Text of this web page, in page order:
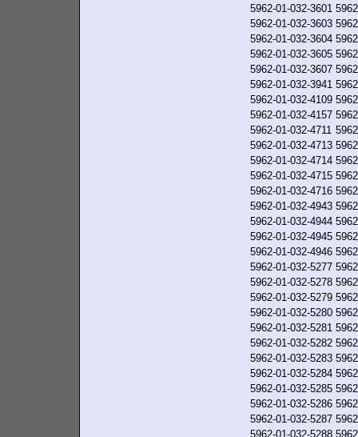
5962-01-032-3601
5962-01-032-3603
5962-01-032-3604
5962-01-032-3605
5962-01-032-3607
5962-01-032-3941
5962-01-032-4109
5962-01-032-4157
5962-01-032-4711
5962-01-032-4713
5962-01-032-4714
5962-01-032-4715
5962-01-032-4716
5962-01-032-4943
5962-01-032-4944
5962-01-032-4945
5962-01-032-4946
5962-01-032-5277
5962-01-032-5278
5962-01-032-5279
5962-01-032-5280
5962-01-032-5281
5962-01-032-5282
5962-01-032-5283
5962-01-032-5284
5962-01-032-5285
5962-01-032-5286
5962-01-032-5287
5962-01-032-5288